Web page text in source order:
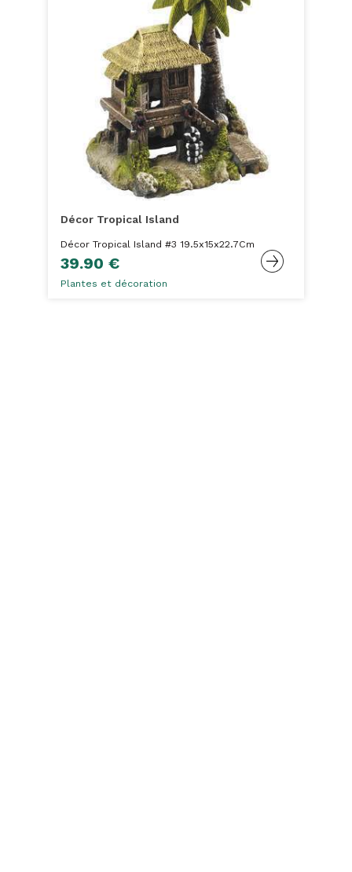
Décor Tropical Island
Décor Tropical Island #3 19.5x15x22.7Cm
39.90 €
Plantes et décoration